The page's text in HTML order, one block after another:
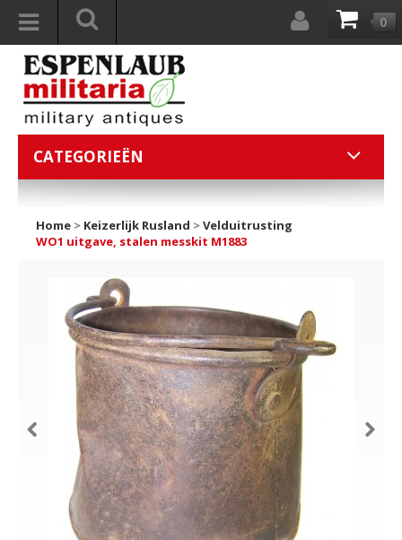
0
CATEGORIEËN
Home > Keizerlijk Rusland >Velduitrusting
WO1 uitgave, stalen messkit M1883